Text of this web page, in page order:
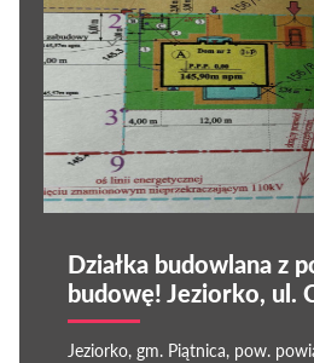
Działka budowlana z
budowę! Jeziorko, ul.
Jeziorko, gm. Piątnica, pow.